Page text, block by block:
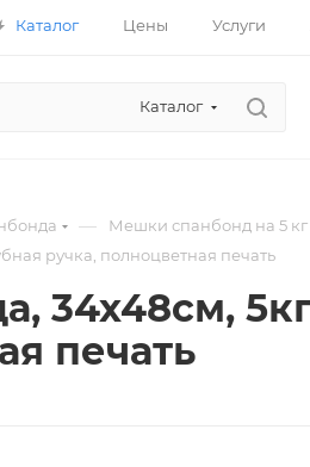
Каталог Цены Услуги
Каталог
— Мешки спанбонд на 5 кг
ручка, полноцветная печать
34х48см,
печать